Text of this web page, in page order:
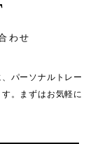
わせ
パーソナルトレー
。
まずはお気軽に